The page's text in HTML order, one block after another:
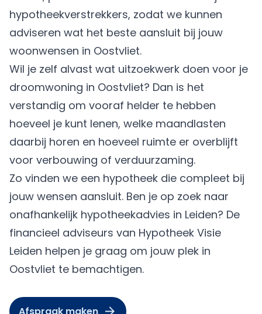
hypotheekverstrekkers, zodat we kunnen
adviseren wat het beste aansluit bij jouw
woonwensen in Oostvliet.
Wil je zelf alvast wat uitzoekwerk doen voor je
droomwoning in Oostvliet? Dan is het
verstandig om vooraf helder te hebben
hoeveel je kunt lenen, welke maandlasten
daarbij horen en hoeveel ruimte er overblijft
voor verbouwing of verduurzaming.
Zo vinden we een hypotheek die compleet bij
jouw wensen aansluit. Ben je op zoek naar
onafhankelijk hypotheekadvies in Leiden? De
financieel adviseurs van Hypotheek Visie
Leiden helpen je graag om jouw plek in
Oostvliet te bemachtigen.